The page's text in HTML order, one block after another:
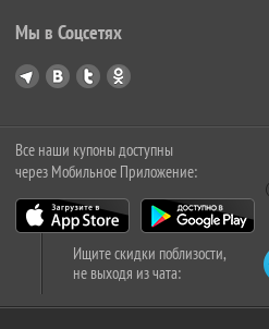
Мы в Соцсетях
Все наши купоны доступны
через Мобильное Приложение:
Ищите скидки поблизости,
не выходя из чата: